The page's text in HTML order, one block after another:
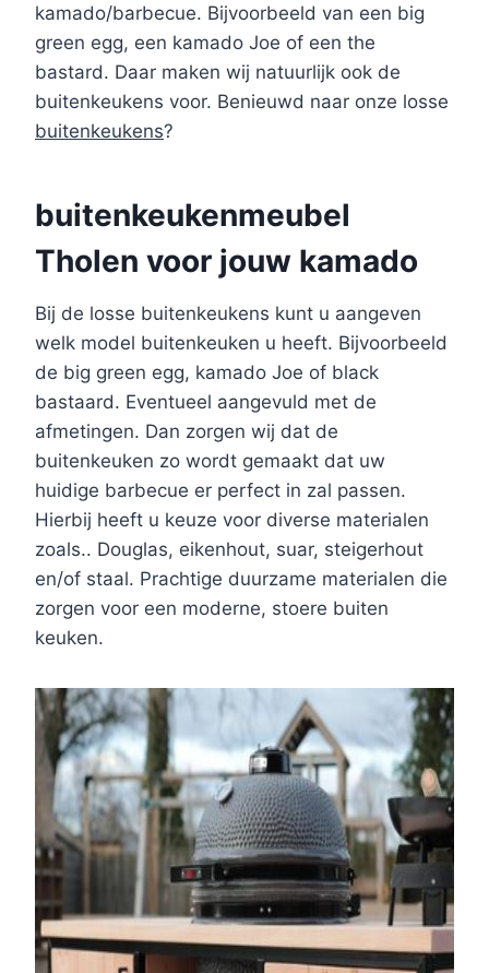
kamado/barbecue. Bijvoorbeeld van een big
green egg, een kamado Joe of een the
bastard. Daar maken wij natuurlijk ook de
buitenkeukens voor. Benieuwd naar onze losse
buitenkeukens?
buitenkeukenmeubel
Tholen voor jouw kamado
Bij de losse buitenkeukens kunt u aangeven
welk model buitenkeuken u heeft. Bijvoorbeeld
de big green egg, kamado Joe of black
bastaard. Eventueel aangevuld met de
afmetingen. Dan zorgen wij dat de
buitenkeuken zo wordt gemaakt dat uw
huidige barbecue er perfect in zal passen.
Hierbij heeft u keuze voor diverse materialen
zoals.. Douglas, eikenhout, suar, steigerhout
en/of staal. Prachtige duurzame materialen die
zorgen voor een moderne, stoere buiten
keuken.